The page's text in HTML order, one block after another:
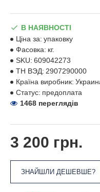
3 200 грн.
ЗНАЙШЛИ ДЕШЕВШЕ?
В НАЯВНОСТІ
Ціна за: упаковку
Фасовка: кг.
SKU: 609042273
ТН ВЭД: 2907290000
Країна виробник:
Статус: предоплата
1468 переглядів